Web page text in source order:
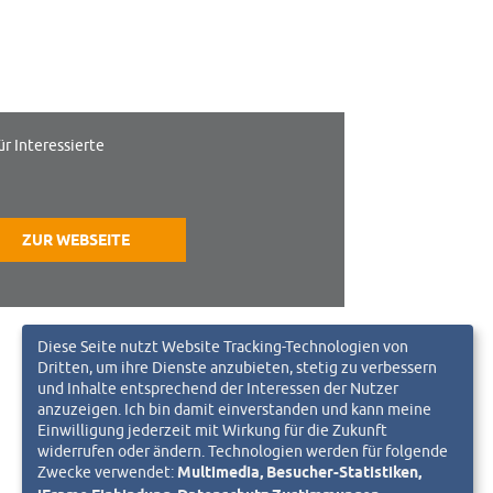
Interessierte
ZUR WEBSEITE
Diese Seite nutzt Website Tracking-Technologien von
Dritten, um ihre Dienste anzubieten, stetig zu verbessern
und Inhalte entsprechend der Interessen der Nutzer
anzuzeigen. Ich bin damit einverstanden und kann meine
Einwilligung jederzeit mit Wirkung für die Zukunft
widerrufen oder ändern. Technologien werden für folgende
Zwecke verwendet:Multimedia, Besucher-Statistiken,